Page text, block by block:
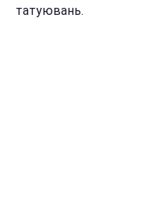
татуювань.